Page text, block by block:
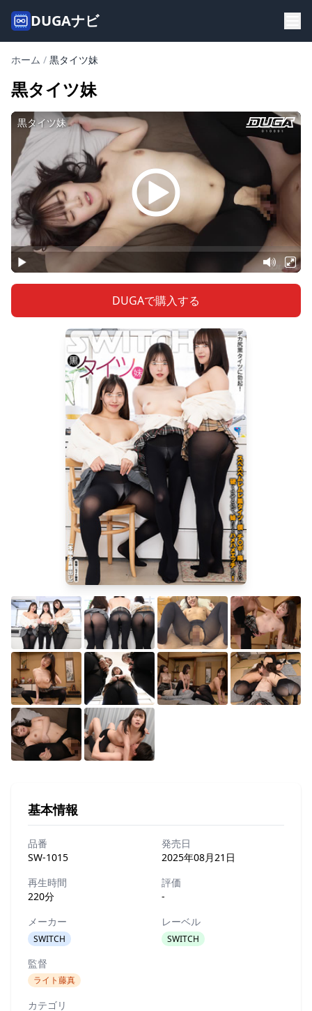
DUGAナビ
ホーム / 黒タイツ妹
黒タイツ妹
DUGAで購入する
基本情報
品番
SW-1015
発売日
2025年08月21日
再生時間
220分
評価
-
メーカー
SWITCH
レーベル
SWITCH
監督
ライト藤真
カテゴリ